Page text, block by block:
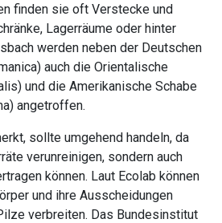
finden sie oft Verstecke und
Lagerräume oder hinter
werden neben der Deutschen
auch die Orientalische
und die Amerikanische Schabe
angetroffen.
sollte umgehend handeln, da
verunreinigen, sondern auch
können. Laut Ecolab können
und ihre Ausscheidungen
verbreiten. Das Bundesinstitut